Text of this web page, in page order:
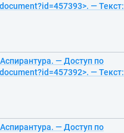
— Текст:
— Доступ по
— Текст:
— Доступ по